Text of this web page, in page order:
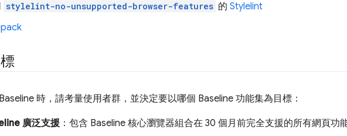
stylelint-no-unsupported-browser-features 的 Stylelint
時，請考量使用者群，並決定要以哪個 Baseline 功能集為目標：
廣泛支援 ：包含 Baseline 核心瀏覽器組合在 30 個月前完全支援的所有網頁功能